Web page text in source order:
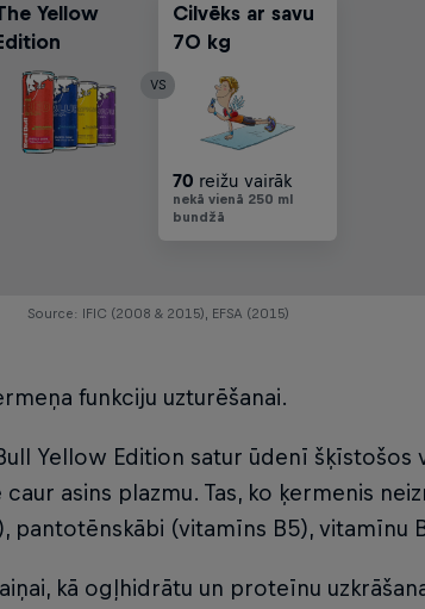
Yellow
Cilvēks ar savu
70 kg
70 reižu vairāk
nekā vienā 250 ml
bundžā
VS
Source: IFIC (2008 & 2015), EFSA (2015)
funkciju uzturēšanai.
Yellow Edition satur ūdenī
asins plazmu. Tas, ko ķermenis
(vitamīns B5), vitamīnu
kā ogļhidrātu un proteīnu